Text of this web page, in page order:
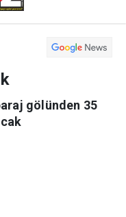
gölünden 35